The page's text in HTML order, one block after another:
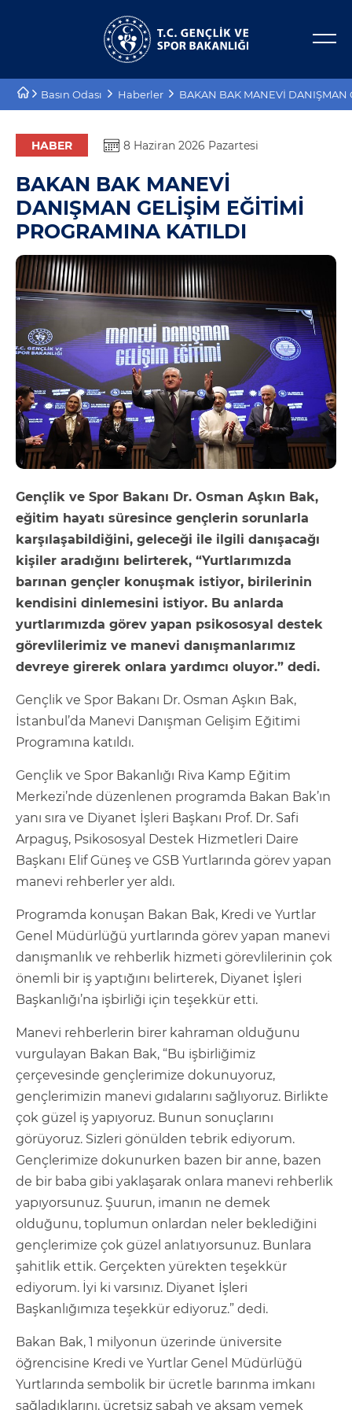
Basın Odası Haberler BAKAN BAK MANEVİ DANIŞMAN
HABER 8 Haziran 2026 Pazartesi
BAKAN BAK MANEVİ
DANIŞMAN GELİŞİM EĞİTİMİ
PROGRAMINA KATILDI
Gençlik ve Spor Bakanı Dr. Osman Aşkın Bak,
eğitim hayatı süresince gençlerin sorunlarla
karşılaşabildiğini, geleceği ile ilgili danışacağı
kişiler aradığını belirterek, “Yurtlarımızda
barınan gençler konuşmak istiyor, birilerinin
kendisini dinlemesini istiyor. Bu anlarda
yurtlarımızda görev yapan psikososyal destek
görevlilerimiz ve manevi danışmanlarımız
devreye girerek onlara yardımcı oluyor.” dedi.
Gençlik ve Spor Bakanı Dr. Osman Aşkın Bak,
İstanbul’da Manevi Danışman Gelişim Eğitimi
Programına katıldı.
Gençlik ve Spor Bakanlığı Riva Kamp Eğitim
Merkezi’nde düzenlenen programda Bakan Bak’ın
yanı sıra ve Diyanet İşleri Başkanı Prof. Dr. Safi
Arpaguş, Psikososyal Destek Hizmetleri Daire
Başkanı Elif Güneş ve GSB Yurtlarında görev yapan
manevi rehberler yer aldı.
Programda konuşan Bakan Bak, Kredi ve Yurtlar
Genel Müdürlüğü yurtlarında görev yapan manevi
danışmanlık ve rehberlik hizmeti görevlilerinin çok
önemli bir iş yaptığını belirterek, Diyanet İşleri
Başkanlığı’na işbirliği için teşekkür etti.
Manevi rehberlerin birer kahraman olduğunu
vurgulayan Bakan Bak, “Bu işbirliğimiz
çerçevesinde gençlerimize dokunuyoruz,
gençlerimizin manevi gıdalarını sağlıyoruz. Birlikte
çok güzel iş yapıyoruz. Bunun sonuçlarını
görüyoruz. Sizleri gönülden tebrik ediyorum.
Gençlerimize dokunurken bazen bir anne, bazen
de bir baba gibi yaklaşarak onlara manevi rehberlik
yapıyorsunuz. Şuurun, imanın ne demek
olduğunu, toplumun onlardan neler beklediğini
gençlerimize çok güzel anlatıyorsunuz. Bunlara
şahitlik ettik. Gerçekten yürekten teşekkür
ediyorum. İyi ki varsınız. Diyanet İşleri
Başkanlığımıza teşekkür ediyoruz.” dedi.
Bakan Bak, 1 milyonun üzerinde üniversite
öğrencisine Kredi ve Yurtlar Genel Müdürlüğü
Yurtlarında sembolik bir ücretle barınma imkanı
sağladıklarını, ücretsiz sabah ve akşam yemek
Bakan Yardımcıları
Tarihçe
Misyon, Vizyon
Teşkilat Şeması
Kurumsal Kimlik
Planlar ve Raporlar
Projeler
Proje Destekleri